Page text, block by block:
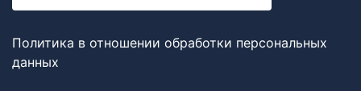
Политика в отношении обработки персональных
данных